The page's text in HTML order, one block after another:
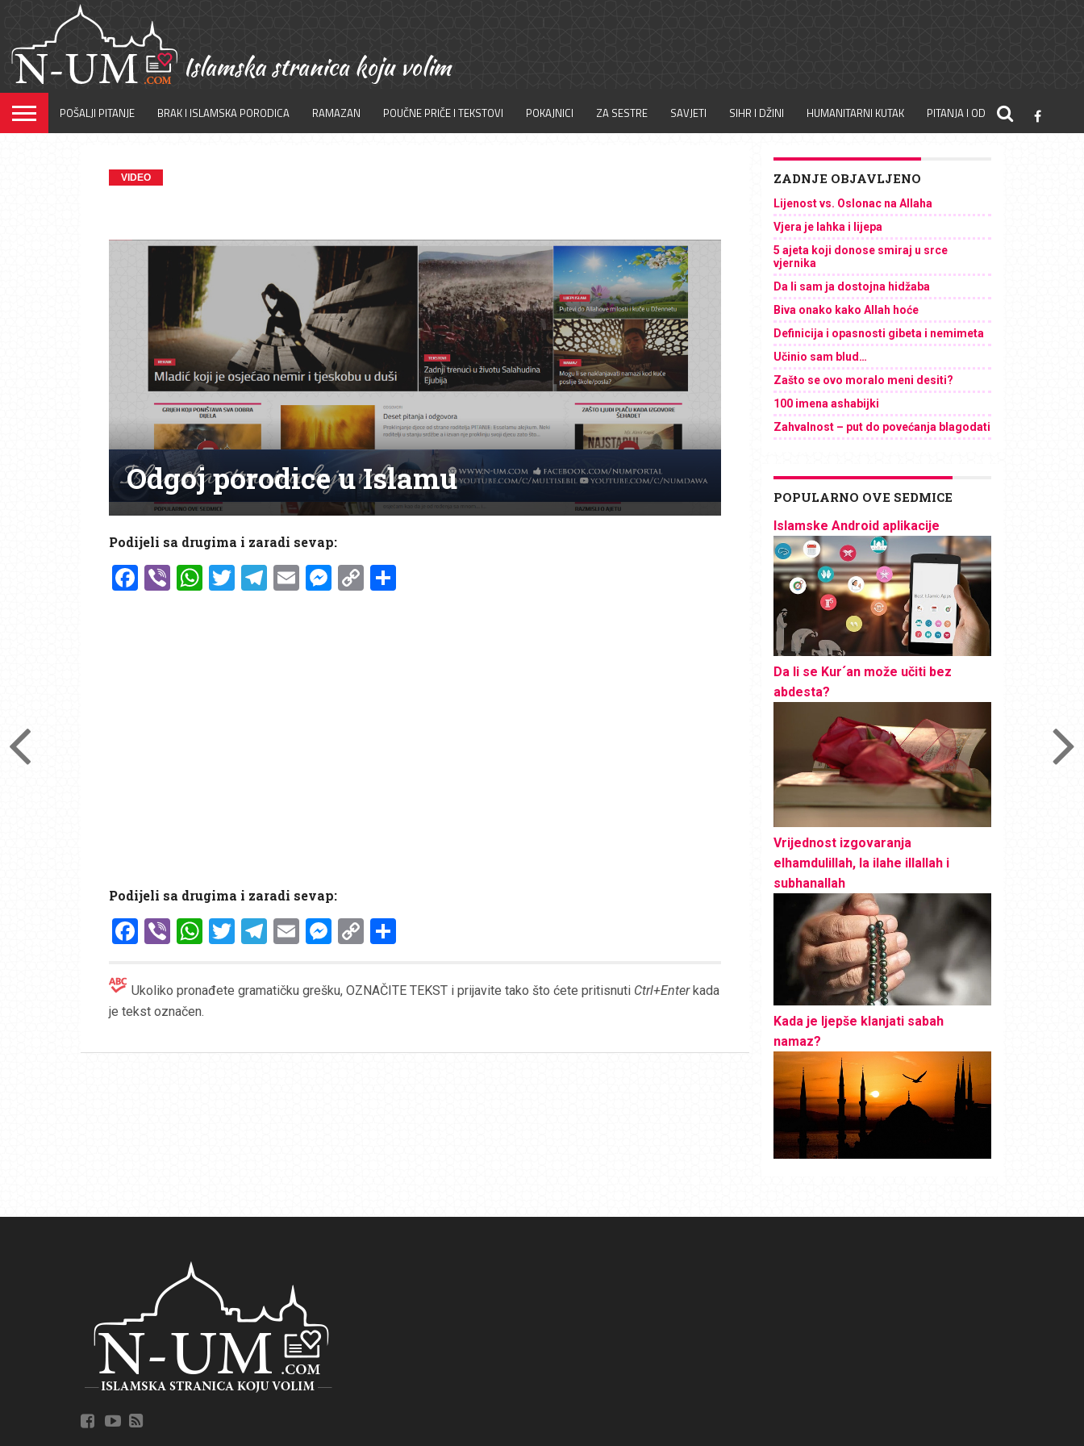
POŠALJI PITANJE BRAK I ISLAMSKA PORODICA RAMAZAN POUČNE PRIČE I TEKSTOVI POKAJNICI ZA SESTRE SAVJETI SIHR I DŽINI HUMANITARNI KUTAK PITANJA I ODGOVORI
VIDEO
Odgoj porodice u Islamu
Podijeli sa drugima i zaradi sevap:
Facebook
ViberWhatsApp
Twitter
Telegram
EmailMessenger
CopyShare
Podijeli sa drugima i zaradi sevap:
Facebook
ViberWhatsApp
Twitter
Telegram
EmailMessenger
CopyShare
Ukoliko pronađete gramatičku grešku, OZNAČITE TEKST i prijavite tako što ćete pritisnuti Ctrl+Enterkada
je tekst označen.
ZADNJE OBJAVLJENO
Lijenost vs. Oslonac na Allaha
Vjera je lahka i lijepa
5 ajeta koji donose smiraj u srce
vjernika
Da li sam ja dostojna hidžaba
Biva onako kako Allah hoće
Definicija i opasnosti gibeta i nemimeta
Učinio sam blud…
Zašto se ovo moralo meni desiti?
100 imena ashabijki
Zahvalnost – put do povećanja blagodati
POPULARNO OVE SEDMICE
Islamske Android aplikacije
Da li se Kur´an može učiti bez
abdesta?
Vrijednost izgovaranja
elhamdulillah, la ilahe illallah i
subhanallah
Kada je ljepše klanjati sabah
namaz?